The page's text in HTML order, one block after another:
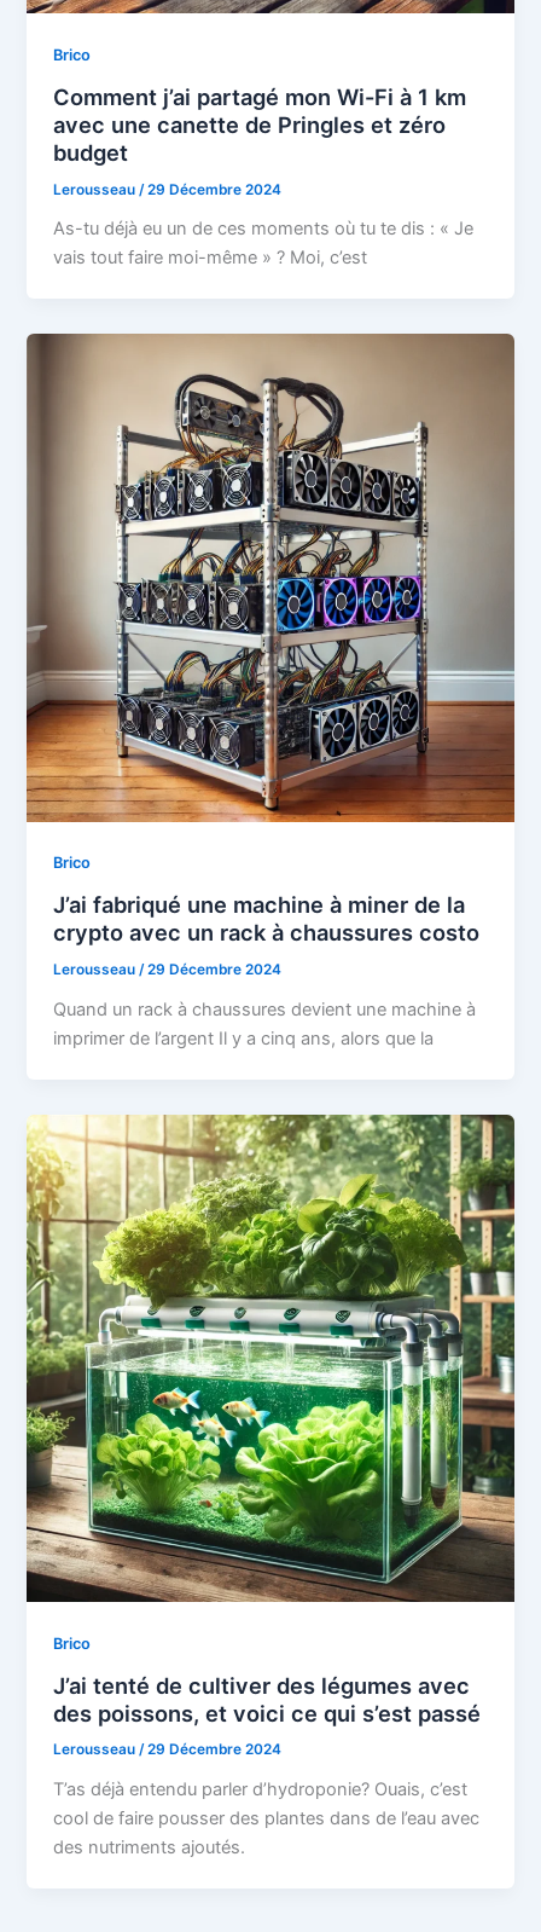
Brico
Comment j’ai partagé mon Wi-Fi à 1 km
avec une canette de Pringles et zéro
budget
Lerousseau /29 Décembre 2024
As-tu déjà eu un de ces moments où tu te dis : « Je
vais tout faire moi-même » ? Moi, c’est
Brico
J’ai fabriqué une machine à miner de la
crypto avec un rack à chaussures costo
Lerousseau/29 Décembre 2024
Quand un rack à chaussures devient une machine à
imprimer de l’argent Il y a cinq ans, alors que la
Brico
J’ai tenté de cultiver des légumes avec
des poissons, et voici ce qui s’est passé
Lerousseau/29 Décembre 2024
T’as déjà entendu parler d’hydroponie? Ouais, c’est
cool de faire pousser des plantes dans de l’eau avec
des nutriments ajoutés.